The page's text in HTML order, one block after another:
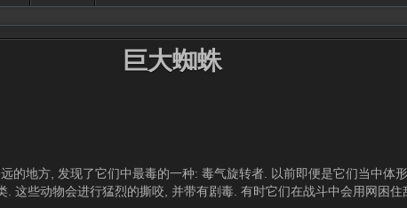
巨大蜘蛛
的地方, 发现了它们中最毒的一种: 毒气旋转者. 以前即便是它们当中体
. 这些动物会进行猛烈的撕咬, 并带有剧毒. 有时它们在战斗中会用网困